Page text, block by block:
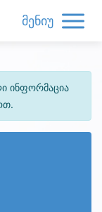
მენიუ
ინფორმაცია